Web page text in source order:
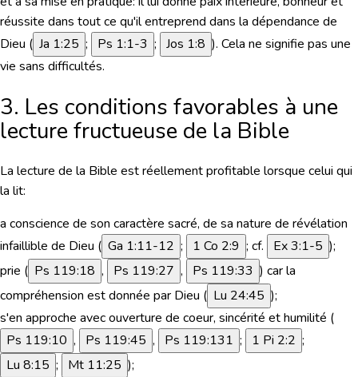
réussite dans tout ce qu'il entreprend dans la dépendance de
Dieu ( Ja 1:25 ; Ps 1:1-3 ; Jos 1:8 ). Cela ne signifie pas une
vie sans difficultés.
3. Les conditions favorables à une
lecture fructueuse de la Bible
La lecture de la Bible est réellement profitable lorsque celui qui
la lit:
a conscience de son caractère sacré, de sa nature de révélation
infaillible de Dieu ( Ga 1:11-12 ; 1 Co 2:9 ; cf. Ex 3:1-5 );
prie ( Ps 119:18 , Ps 119:27 , Ps 119:33 ) car la
compréhension est donnée par Dieu ( Lu 24:45 );
s'en approche avec ouverture de coeur, sincérité et humilité (
Ps 119:10 , Ps 119:45 , Ps 119:131 ; 1 Pi 2:2 ;
Lu 8:15 ; Mt 11:25 );